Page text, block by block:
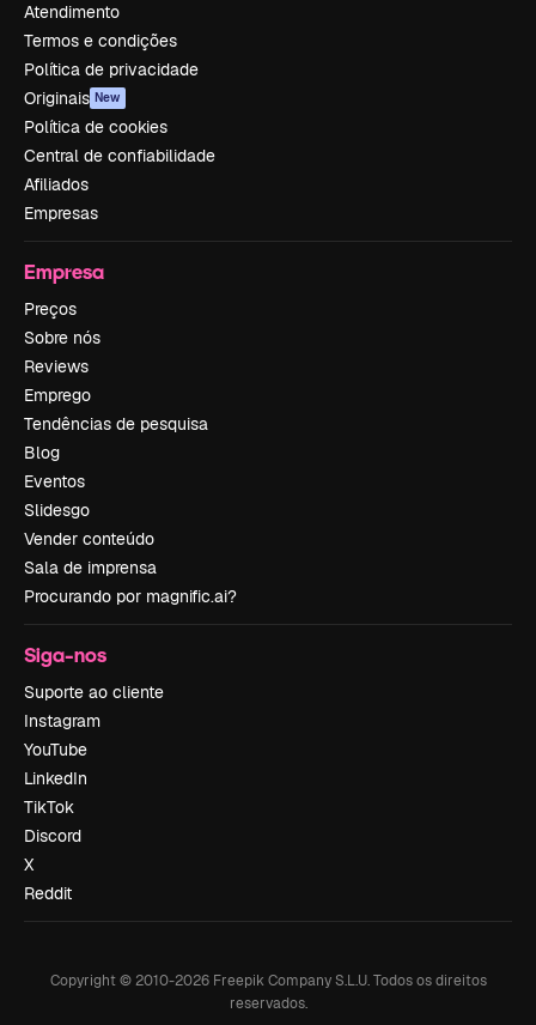
Atendimento
Termos e condições
Política de privacidade
Originais New
Política de cookies
Central de confiabilidade
Afiliados
Empresas
Empresa
Preços
Sobre nós
Reviews
Emprego
Tendências de pesquisa
Blog
Eventos
Slidesgo
Vender conteúdo
Sala de imprensa
Procurando por magnific.ai?
Siga-nos
Suporte ao cliente
Instagram
YouTube
LinkedIn
TikTok
Discord
X
Reddit
Copyright © 2010-2026Freepik Company S.L.U. Todos os direitos
reservados.